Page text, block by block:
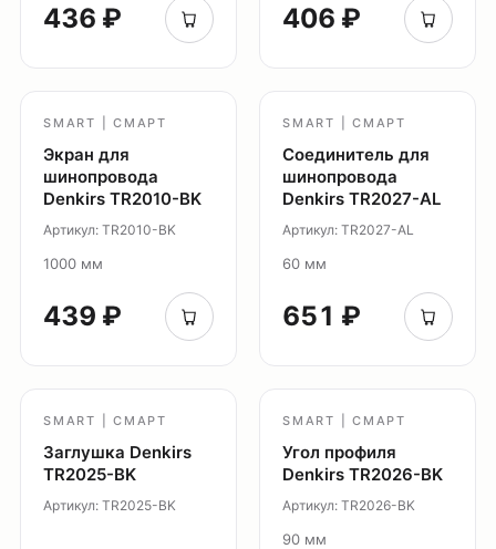
436 ₽ 406 ₽
SMART | СМАРТ
Экран для
шинопровода
Denkirs TR2010-BK
Артикул: TR2010-BK
1000 мм
439 ₽
SMART | СМАРТ
Соединитель для
шинопровода
Denkirs TR2027-AL
Артикул: TR2027-AL
60 мм
651 ₽
SMART | СМАРТ
Заглушка Denkirs
TR2025-BK
Артикул: TR2025-BK
SMART | СМАРТ
Угол профиля
Denkirs TR2026-BK
Артикул: TR2026-BK
90 мм